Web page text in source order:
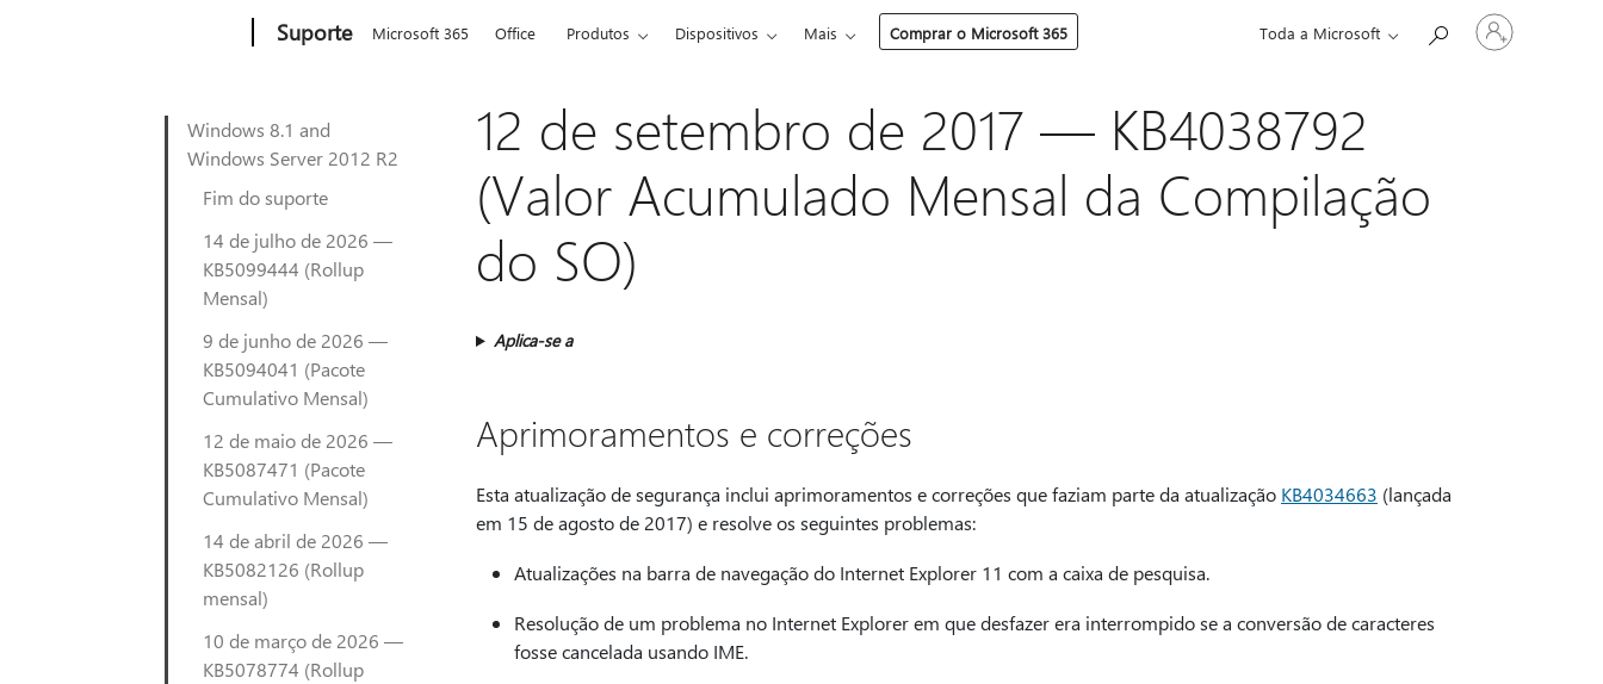
Suporte Microsoft 365 Office Produtos Dispositivos Mais Comprar o Microsoft 365 Toda a Microsoft
Entre
em
sua
Windows 8.1 and
Windows Server 2012 R2
Fim do suporte
14 de julho de 2026 —
KB5099444 (Rollup
Mensal)
9 de junho de 2026 —
KB5094041 (Pacote
Cumulativo Mensal)
12 de maio de 2026 —
KB5087471 (Pacote
Cumulativo Mensal)
14 de abril de 2026 —
KB5082126 (Rollup
mensal)
10 de março de 2026 —
KB5078774 (Rollup
12 de setembro de 2017 — KB4038792
(Valor Acumulado Mensal da Compilação
do SO)
Aplica-se a
Aprimoramentos e correções
Esta atualização de segurança inclui aprimoramentos e correções que faziam parte da atualização KB4034663 (lançada
em 15 de agosto de 2017) e resolve os seguintes problemas:
Atualizações na barra de navegação do Internet Explorer 11 com a caixa de pesquisa.
Resolução de um problema no Internet Explorer em que desfazer era interrompido se a conversão de caracteres
fosse cancelada usando IME.